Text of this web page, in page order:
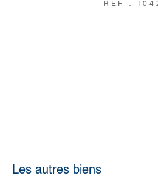
REF :
Les autres biens